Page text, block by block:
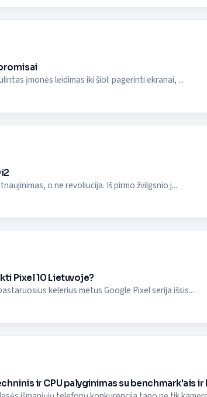
įmonės leidimas iki šiol: pagerinti ekranai, ...
o ne revoliucija. Iš pirmo žvilgsnio j...
Pixel 10 Lietuvoje?
kelerius metus Google Pixel serija išsis...
ir CPU palyginimas su benchmark'ais